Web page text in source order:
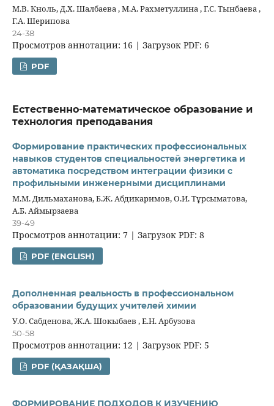
М.В. Кноль, Д.Х. Шалбаева , М.А. Рахметуллина , Г.С. Тынбаева ,
Г.А. Шерипова
24-38
Просмотров аннотации: 16 | Загрузок PDF: 6
PDF
Естественно-математическое образование и
технология преподавания
Формирование практических профессиональных
навыков студентов специальностей энергетика и
автоматика посредством интеграции физики с
профильными инженерными дисциплинами
М.М. Дильмаханова, Б.Ж. Абдикаримов, О.И. Тұрсыматова,
А.Б. Аймырзаева
39-49
Просмотров аннотации: 7 | Загрузок PDF: 8
PDF (ENGLISH)
Дополненная реальность в профессиональном
образовании будущих учителей химии
У.О. Сабденова, Ж.А. Шокыбаев , Е.Н. Арбузова
50-58
Просмотров аннотации: 12 | Загрузок PDF: 5
PDF (ҚАЗАҚША)
ФОРМИРОВАНИЕ ПОДХОДОВ К ИЗУЧЕНИЮ